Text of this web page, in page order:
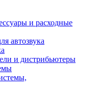
и расходные
автозвука
и дистрибьютеры